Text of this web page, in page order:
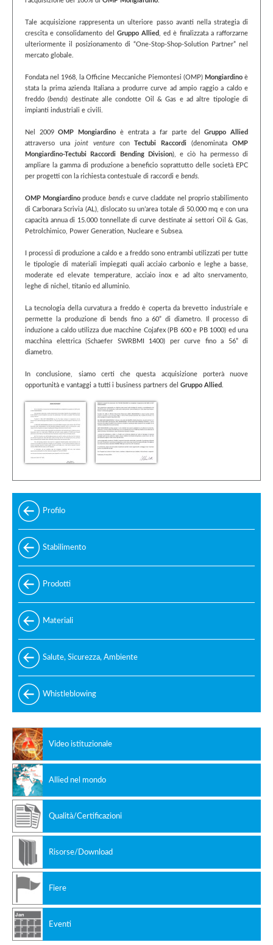
Tale acquisizione rappresenta un ulteriore passo avanti nella strategia di
crescita e consolidamento del Gruppo Allied, ed è finalizzata a rafforzarne
ulteriormente il posizionamento di “One-Stop-Shop-Solution Partner” nel
mercato globale.
Fondata nel 1968, la Officine Meccaniche Piemontesi (OMP) Mongiardino è
stata la prima azienda Italiana a produrre curve ad ampio raggio a caldo e
freddo (bends) destinate alle condotte Oil & Gas e ad altre tipologie di
impianti industriali e civili.
Nel 2009OMP Mongiardino è entrata a far parte delGruppo Allied
attraverso una joint venturecon Tectubi Raccordi (denominata OMP
Mongiardino-Tectubi Raccordi Bending Division), e ciò ha permesso di
ampliare la gamma di produzione a beneficio soprattutto delle società EPC
per progetti con la richiesta contestuale di raccordi e bends.
OMP Mongiardino produce bendse curve claddate nel proprio stabilimento
di Carbonara Scrivia (AL), dislocato su un’area totale di 50.000 mq e con una
capacità annua di 15.000 tonnellate di curve destinate ai settori Oil & Gas,
Petrolchimico, Power Generation, Nucleare e Subsea.
I processi di produzione a caldo e a freddo sono entrambi utilizzati per tutte
le tipologie di materiali impiegati quali acciaio carbonio e leghe a basse,
moderate ed elevate temperature, acciaio inox e ad alto snervamento,
leghe di nichel, titanio ed alluminio.
La tecnologia della curvatura a freddo è coperta da brevetto industriale e
permette la produzione di bends fino a 60” di diametro. Il processo di
induzione a caldo utilizza due macchine Cojafex (PB 600 e PB 1000) ed una
macchina elettrica (Schaefer SWRBMI 1400) per curve fino a 56” di
diametro.
In conclusione, siamo certi che questa acquisizione porterà nuove
opportunità e vantaggi a tutti i business partners del Gruppo Allied.
Profilo
Stabilimento
Prodotti
Standard
Speciali
Standard di produzione
Materiali
Acciaio e leghe di acciaio
Acciaio inox
Leghe non ferrose
Salute, Sicurezza, Ambiente
Whistleblowing
Video istituzionale
Allied nel mondo
Qualità/Certificazioni
Risorse/Download
Fiere
Eventi